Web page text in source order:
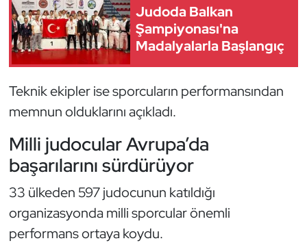
Judoda Balkan
Şampiyonası'na
Madalyalarla Başlangıç
Teknik ekipler ise sporcuların performansından
memnun olduklarını açıkladı.
Milli judocular Avrupa’da
başarılarını sürdürüyor
33 ülkeden 597 judocunun katıldığı
organizasyonda milli sporcular önemli
performans ortaya koydu.
Masa Tenisi
Modern Pentatlon
Motor Sporları
Okçuluk
Optimist
Oryantiring